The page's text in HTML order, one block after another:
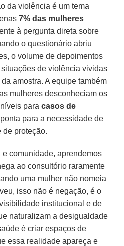
da violência é um tema
7% das mulheres
à pergunta direta sobre
o questionário abriu
o volume de depoimentos
de violência vividas
amostra. A equipe também
mulheres desconheciam os
paracasos de
para a necessidade de
de proteção.
comunidade, aprendemos
ao consultório raramente
uma mulher não nomeia
isso não é negação, é o
institucional e de
naturalizam a desigualdade
é criar espaços de
essa realidade apareça e